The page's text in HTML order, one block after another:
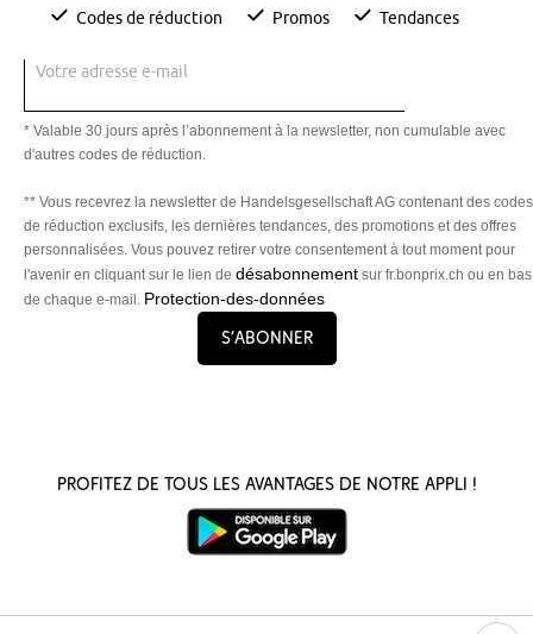
Codes de réduction Promos Tendances
Votre adresse e-mail
* Valable 30 jours après l’abonnement à la newsletter, non cumulable avec
d'autres codes de réduction.
** Vous recevrez la newsletter de Handelsgesellschaft AG contenant des codes
de réduction exclusifs, les dernières tendances, des promotions et des offres
personnalisées. Vous pouvez retirer votre consentement à tout moment pour
l'avenir en cliquant sur le lien de désabonnement sur fr.bonprix.ch ou en bas
de chaque e-mail. Protection-des-données
S’abonner
Profitez de tous les avantages de notre appli !